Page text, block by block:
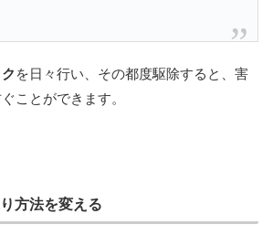
を日々行い、その都度駆除すると、害
ことができます。
方法を変える